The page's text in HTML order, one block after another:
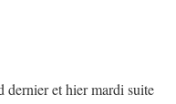
dernier et hier mardi suite